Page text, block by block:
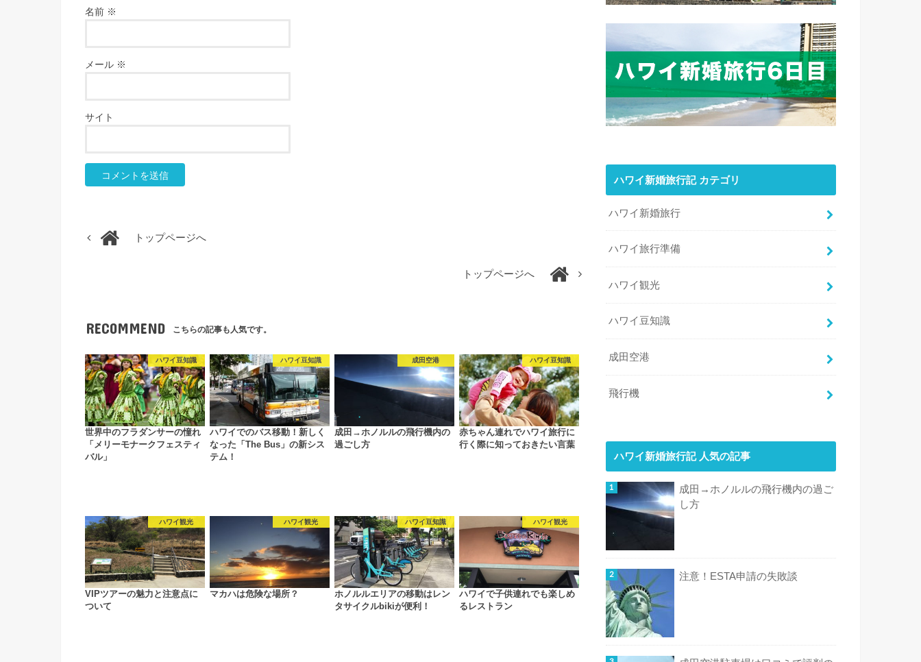
名前 ※
メール ※
サイト
トップページへ
トップページへ
RECOMMEND こちらの記事も人気です。
ハワイ豆知識
世界中のフラダンサーの憧れ
「メリーモナークフェスティ
バル」
ハワイ豆知識
ハワイでのバス移動！新しく
なった「The Bus」の新シス
テム！
成田空港
成田→ホノルルの飛行機内の
過ごし方
ハワイ豆知識
赤ちゃん連れでハワイ旅行に
行く際に知っておきたい言葉
ハワイ観光
VIPツアーの魅力と注意点に
ついて
ハワイ観光
マカハは危険な場所？
ハワイ豆知識
ホノルルエリアの移動はレン
タサイクルbikiが便利！
ハワイ観光
ハワイで子供連れでも楽しめ
るレストラン
ハワイ新婚旅行記 カテゴリ
ハワイ新婚旅行
ハワイ旅行準備
ハワイ観光
ハワイ豆知識
成田空港
飛行機
ハワイ新婚旅行記 人気の記事
成田→ホノルルの飛行機内の過ご
し方
注意！ESTA申請の失敗談